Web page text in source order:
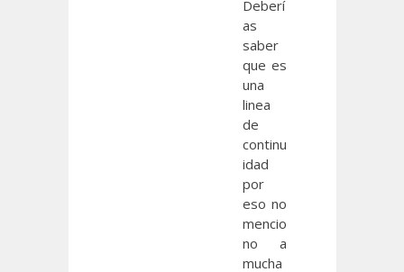
Deberí
as
saber
que es
una
linea
de
continu
idad
por
eso no
mencio
no a
mucha